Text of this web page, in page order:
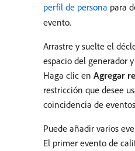
perfil de persona para
evento.
Arrastre y suelte el
espacio del generador
Haga clic en Agregar
restricción que desee
coincidencia de
Puede añadir varios
El primer evento de